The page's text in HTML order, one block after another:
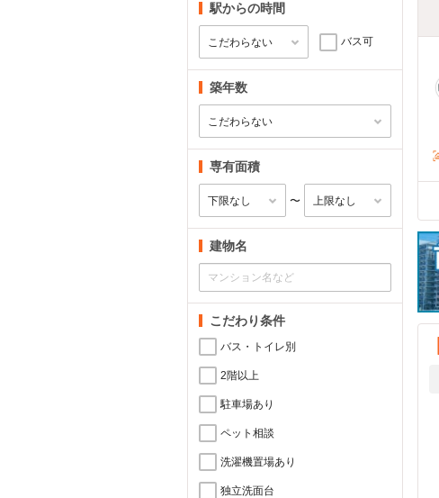
駅からの時間
バス可
築年数
専有面積
〜
建物名
こだわり条件
バス・トイレ別
2階以上
駐車場あり
ペット相談
洗濯機置場あり
独立洗面台